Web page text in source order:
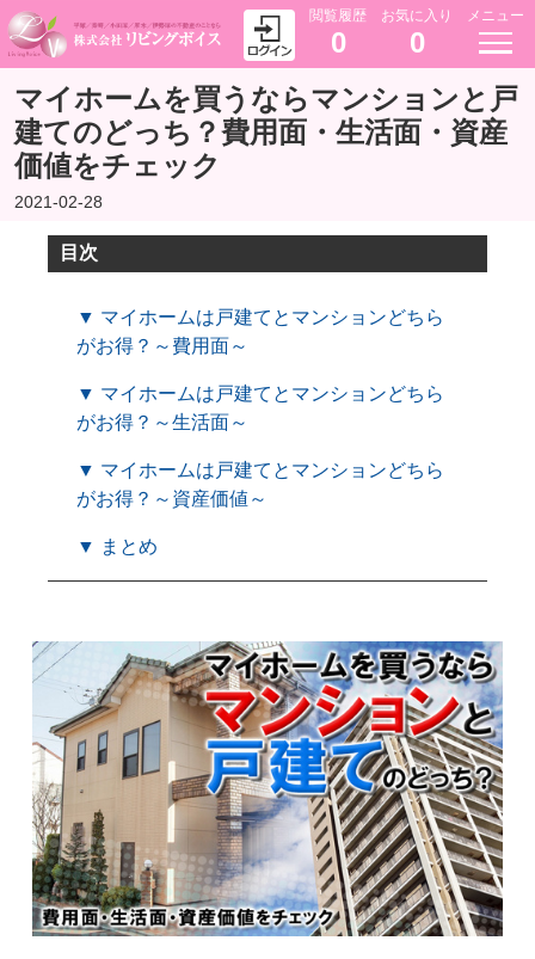
閲覧履歴
0
お気に入り
0
メニュー
マイホームを買うならマンションと戸
建てのどっち？費用面・生活面・資産
価値をチェック
2021-02-28
目次
▼ マイホームは戸建てとマンションどちら
がお得？～費用面～
▼ マイホームは戸建てとマンションどちら
がお得？～生活面～
▼ マイホームは戸建てとマンションどちら
がお得？～資産価値～
▼ まとめ